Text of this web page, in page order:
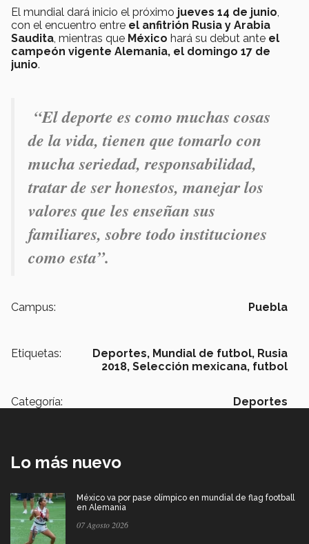
El mundial dará inicio el próximo jueves 14 de junio,
con el encuentro entre el anfitrión Rusia y Arabia
Saudita, mientras que México hará su debut ante el
campeón vigente Alemania, el domingo 17 de
junio.
“El deporte es como muchas cosas
de la vida, tienen que tomarlo con
mucha seriedad, responsabilidad,
tratar de ser honestos, manejar los
valores que les enseñan sus
familiares, sobre todo instituciones
como esta”.
Campus: Puebla
Etiquetas: Deportes, Mundial de futbol, Rusia
2018, Selección mexicana, futbol
Categoría: Deportes
Lo más nuevo
México va por pase olímpico en mundial de flag football
en Alemania
07 Agosto 2026